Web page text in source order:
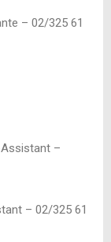
– 02/325 61
–
– 02/325 61